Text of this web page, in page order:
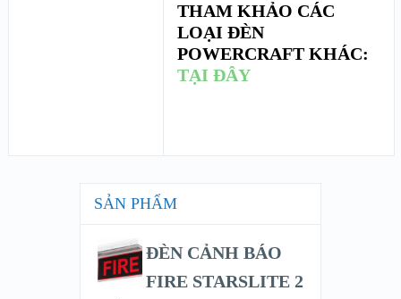
THAM KHẢO CÁC
LOẠI ĐÈN
POWERCRAFT KHÁC:
TẠI ĐÂY
SẢN PHẨM
ĐÈN CẢNH BÁO
FIRE STARSLITE 2